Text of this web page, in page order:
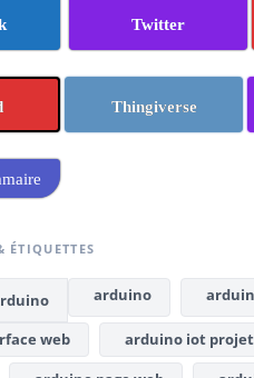
Twitter
Thingiverse
ÉTIQUETTES
arduino
web arduino iot projet